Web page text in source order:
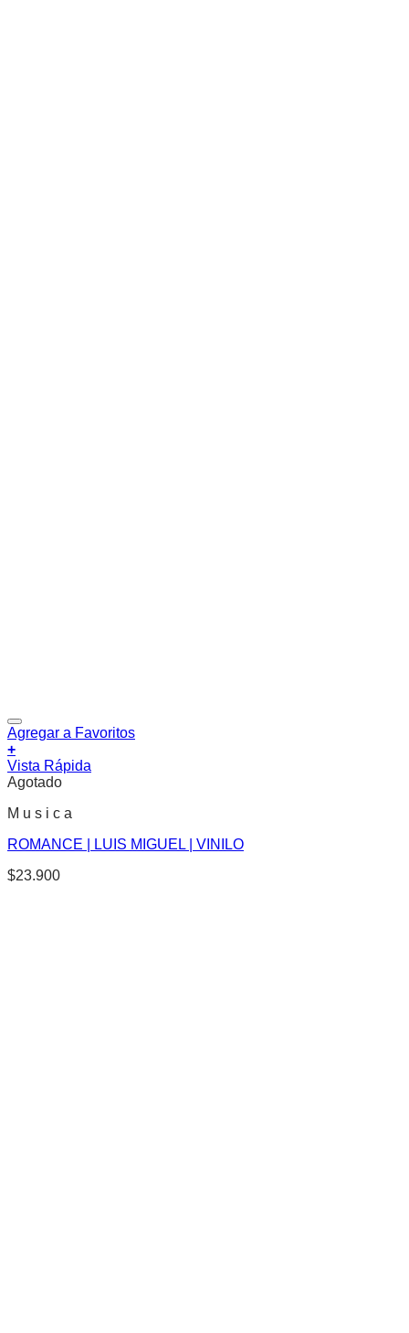
Agregar a Favoritos
+
Vista Rápida
Agotado
M u s i c a
ROMANCE | LUIS MIGUEL | VINILO
$23.900